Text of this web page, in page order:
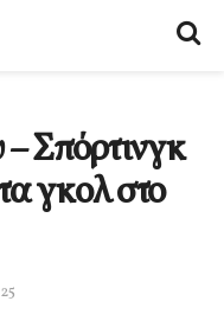
Σπόρτινγκ
γκολ στο